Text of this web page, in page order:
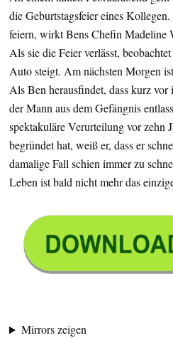
die Geburtstagsfeier eines
feiern, wirkt Bens Chefin Madeline
Als sie die Feier verlässt,
Auto steigt. Am nächsten Morgen
Als Ben herausfindet, dass kurz
der Mann aus dem Gefängnis
spektakuläre Verurteilung vor zehn
begründet hat, weiß er, dass er
damalige Fall schien immer zu
Leben ist bald nicht mehr das
Mirrors zeigen